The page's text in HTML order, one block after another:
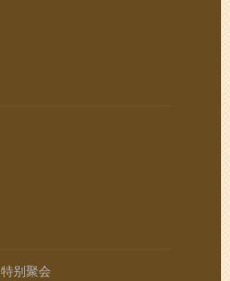
特别聚会